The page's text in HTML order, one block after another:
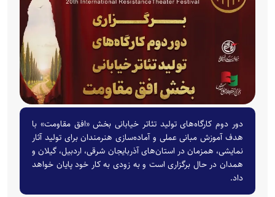
دور دوم کارگاه‌های تولید تئاتر خیابانی بخش «افق مقاومت» با
هدف آموزش مبانی عملی و آماده‌سازی هنرمندان برای تولید آثار
نمایشی، همزمان در استان‌های آذربایجان شرقی، اردبیل، گیلان و
همدان در حال برگزاری است و به زودی به کار خود پایان خواهد
داد.